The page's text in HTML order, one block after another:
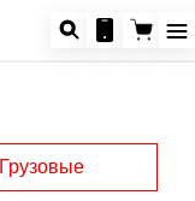
Грузовые